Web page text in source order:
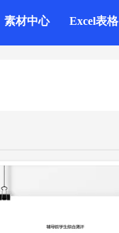
素材中心 Excel表格
立即下载